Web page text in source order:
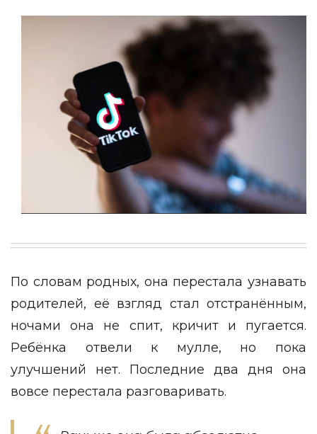
По словам родных, она перестала узнавать
родителей, её взгляд стал отстранённым,
ночами она не спит, кричит и пугается.
Ребёнка отвели к мулле, но пока
улучшений нет. Последние два дня она
вовсе перестала разговаривать.